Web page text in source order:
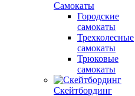
Самокаты
Городские
самокаты
Трехколесные
самокаты
Трюковые
самокаты
Скейтбординг